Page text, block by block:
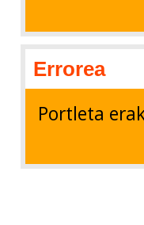
Errorea
Portleta